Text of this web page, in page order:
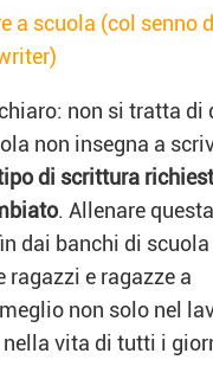
a scuola (col senno
non si tratta di
non insegna a
di scrittura
. Allenare questa
dai banchi di scuola
ragazzi e ragazze a
non solo nel
nella vita di tutti i